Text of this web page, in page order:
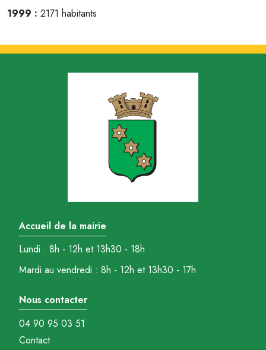
1999 : 2171 habitants
Accueil de la mairie
Lundi : 8h - 12h et 13h30 - 18h
Mardi au vendredi : 8h - 12h et 13h30 - 17h
Nous contacter
04 90 95 03 51
Contact